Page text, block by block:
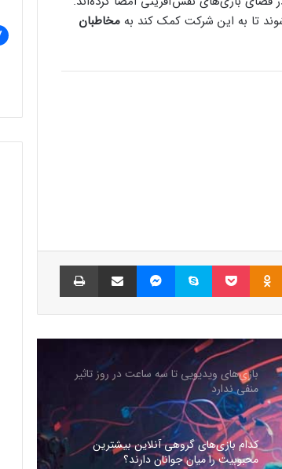
مخاطبان
Odnoklassniki پاکت اسکایپ مسنجر اشتراک گذاری با ایمیل
کنسول دیجیتال PS5 کمترین محبوبیت را در
بازی‌سازی ترکیه‌ای از سوئد
گسترده‌ای شد
بازی‌های ویدیویی تا سه ساعت در روز تاثیر
منفی ندارد
کدام بازی‌های گروهی آنلاین بیشترین
محبوبیت را میان جوانان دارند؟